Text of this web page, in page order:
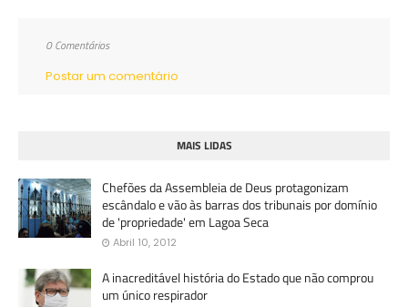
0 Comentários
Postar um comentário
MAIS LIDAS
Chefões da Assembleia de Deus protagonizam
escândalo e vão às barras dos tribunais por domínio
de 'propriedade' em Lagoa Seca
Abril 10, 2012
A inacreditável história do Estado que não comprou
um único respirador